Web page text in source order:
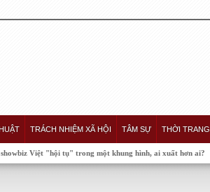
TRÁCH NHIỆM XÃ HỘI TÂM SỰ THỜI TRANG
"hội tụ" trong một khung hình, ai xuất hơn ai?